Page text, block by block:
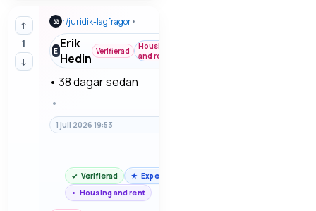
privatpersoner.
↑
1
↓
⚖ r/juridik-lagfragor•
EErik
Hedin Verifierad
Housing
and rent
• 38 dagar sedan
•
1 juli 2026 19:53
Verifierad
Expert
Housing and rent